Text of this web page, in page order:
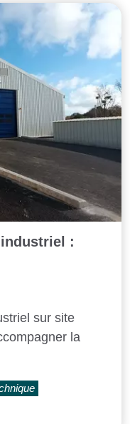
:
sur site
la